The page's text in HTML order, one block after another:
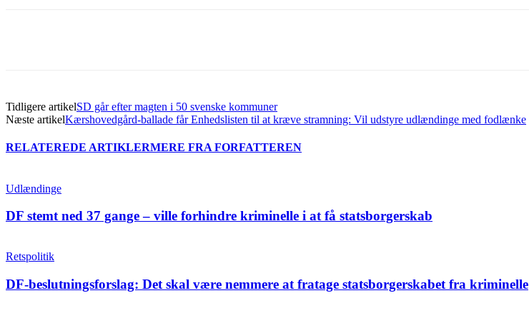
Tidligere artikelSD går efter magten i 50 svenske kommuner
Næste artikelKærshovedgård-ballade får Enhedslisten til at kræve stramning: Vil udstyre udlændinge med fodlænke
RELATEREDE ARTIKLERMERE FRA FORFATTEREN
Udlændinge
DF stemt ned 37 gange – ville forhindre kriminelle i at få statsborgerskab
Retspolitik
DF-beslutningsforslag: Det skal være nemmere at fratage statsborgerskabet fra kriminelle